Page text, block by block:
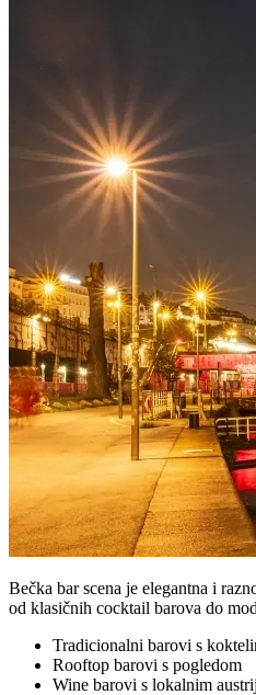
Bečka bar scena je elegantna i
od klasičnih cocktail barova do
Tradicionalni barovi s
Rooftop barovi s pogledom
Wine barovi s lokalnim